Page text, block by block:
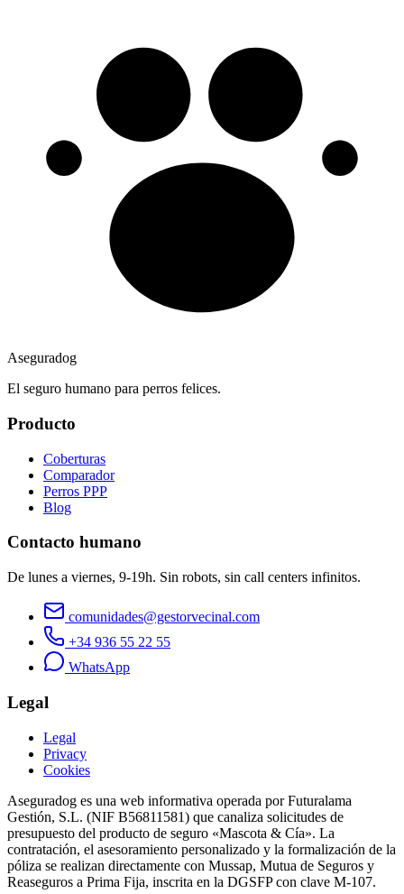
Aseguradog
El seguro humano para perros felices.
Producto
Coberturas
Comparador
Perros PPP
Blog
Contacto humano
De lunes a viernes, 9-19h. Sin robots, sin call centers infinitos.
comunidades@gestorvecinal.com
+34 936 55 22 55
WhatsApp
Legal
Legal
Privacy
Cookies
Aseguradog es una web informativa operada por Futuralama
Gestión, S.L. (NIF B56811581) que canaliza solicitudes de
presupuesto del producto de seguro «Mascota & Cía». La
contratación, el asesoramiento personalizado y la formalización de la
póliza se realizan directamente con Mussap, Mutua de Seguros y
Reaseguros a Prima Fija, inscrita en la DGSFP con clave M-107.